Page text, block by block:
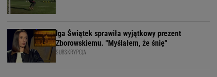
Iga Świątek sprawiła wyjątkowy prezent
Zborowskiemu. "Myślałem, że śnię"
SUBSKRYPCJA